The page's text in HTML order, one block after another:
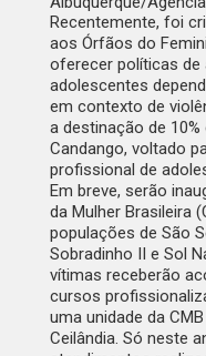
Recentemente, foi
aos Órfãos do
oferecer políticas de
adolescentes
em contexto de
a destinação de
Candango, voltado
profissional de
Em breve, serão
da Mulher Brasileira
populações de São
Sobradinho II e Sol
vítimas receberão
cursos
uma unidade da
Ceilândia. Só neste